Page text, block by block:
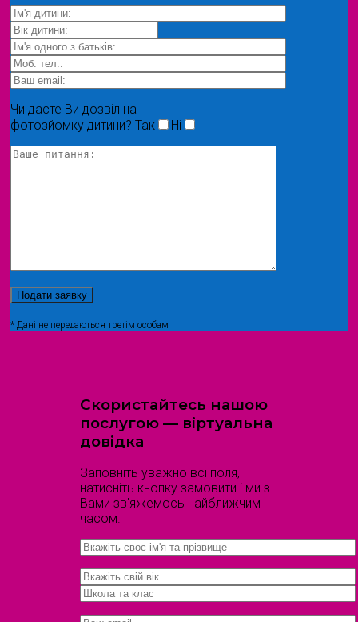
Чи даєте Ви дозвіл на
фотозйомку дитини? Так Ні
* Дані не передаються третім особам
Скористайтесь нашою
послугою — віртуальна
довідка
Заповніть уважно всі поля,
натисніть кнопку замовити і ми з
Вами зв'яжемось найближчим
часом.